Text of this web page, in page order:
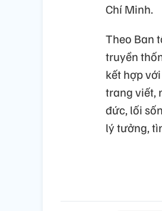
Chí Minh.
Theo Ban
truyền
kết hợp
trang viết,
đức, lối
lý tưởng,